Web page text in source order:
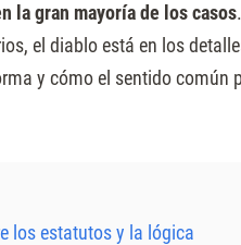
la gran mayoría de los casos
el diablo está en los
y cómo el sentido común
los estatutos y la lógica